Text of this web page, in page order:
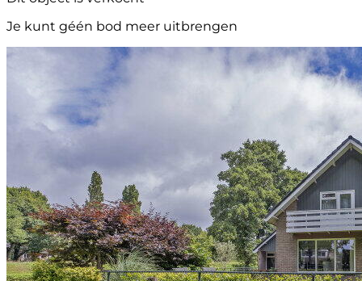
Je kunt géén bod meer uitbrengen